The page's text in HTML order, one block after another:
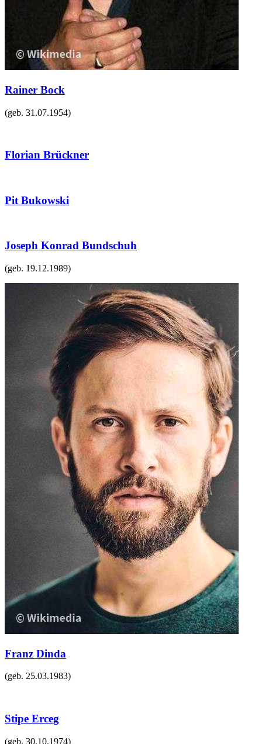
Rainer Bock
(geb. 31.07.1954)
Florian Brückner
Pit Bukowski
Joseph Konrad Bundschuh
(geb. 19.12.1989)
Franz Dinda
(geb. 25.03.1983)
Stipe Erceg
(geb. 30.10.1974)